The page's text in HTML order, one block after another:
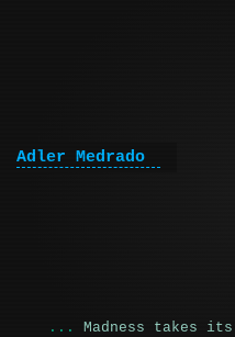
Adler Medrado
Madness takes